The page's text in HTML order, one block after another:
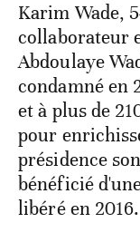
Karim Wade,
collaborateur
Abdoulaye
condamné en
et à plus de
pour
présidence
bénéficié
libéré en 2016.